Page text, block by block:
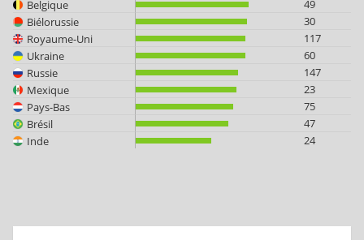
Belgique
49
Biélorussie
30
Royaume-Uni
117
Ukraine
60
Russie
147
Mexique
23
Pays-Bas
75
Brésil
47
Inde
24